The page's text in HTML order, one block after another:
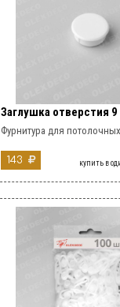
Заглушка отверстия
Фурнитура для
143 купить в